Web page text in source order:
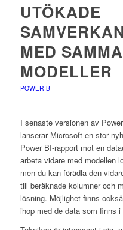
UTÖKADE
MED
MODELLER
POWER BI
I senaste versionen av
lanserar Microsoft en stor
Power BI-rapport mot en
arbeta vidare med modellen
men du kan förädla den
till beräknade kolumner och
lösning. Möjlighet finns
ihop med de data som finns i